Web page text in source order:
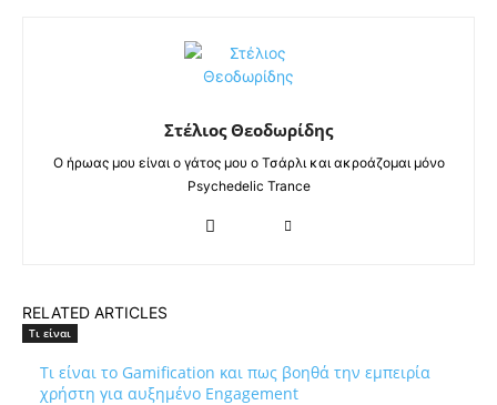
Στέλιος Θεοδωρίδης
Ο ήρωας μου είναι ο γάτος μου ο Τσάρλι και ακροάζομαι μόνο
Psychedelic Trance
RELATED ARTICLES
Τι είναι
Τι είναι το Gamification και πως βοηθά την εμπειρία
χρήστη για αυξημένο Engagement